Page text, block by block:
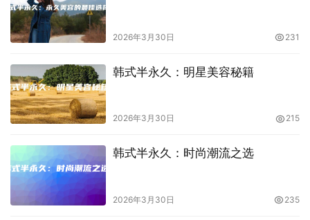
2026年3月30日 231
韩式半永久：明星美容秘籍
2026年3月30日 215
韩式半永久：时尚潮流之选
2026年3月30日 235